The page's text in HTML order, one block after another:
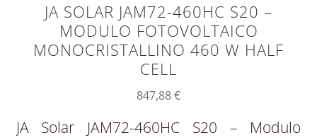
JA SOLAR JAM72-460HC S20 –
MODULO FOTOVOLTAICO
MONOCRISTALLINO 460 W HALF
CELL
847,88€
JA Solar JAM72-460HC S20 – Modulo